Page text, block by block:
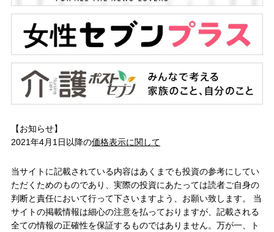
【お知らせ】
2021年4月1日以降の価格表示に関して
当サイトに記載されている内容はあくまでも投資の参考にしてい
ただくためのものであり、実際の投資にあたっては読者ご自身の
判断と責任において行って下さいますよう、お願い致します。 当
サイトの掲載情報は細心の注意を払っておりますが、記載される
全ての情報の正確性を保証するものではありません。万が一、ト